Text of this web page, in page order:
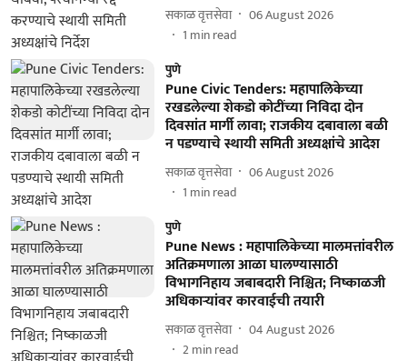
सकाळ वृत्तसेवा
06 August 2026
1 min read
पुणे
Pune Civic Tenders: महापालिकेच्या
रखडलेल्या शेकडो कोटींच्या निविदा दोन
दिवसांत मार्गी लावा; राजकीय दबावाला बळी
न पडण्याचे स्थायी समिती अध्यक्षांचे आदेश
सकाळ वृत्तसेवा
06 August 2026
1 min read
पुणे
Pune News : महापालिकेच्या मालमत्तांवरील
अतिक्रमणाला आळा घालण्यासाठी
विभागनिहाय जबाबदारी निश्चित; निष्काळजी
अधिकाऱ्यांवर कारवाईची तयारी
सकाळ वृत्तसेवा
04 August 2026
2min read